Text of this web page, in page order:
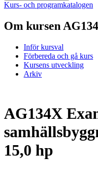
Kurs- och programkatalogen
Om kursen
Inför kursval
Förbereda och gå kurs
Kursens utveckling
Arkiv
AG134X
15,0 hp